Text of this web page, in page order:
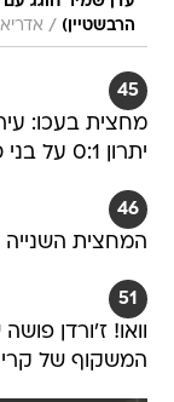
הרבשטיין) /
45
מחצית בעכו:
יתרון 0:1 על בני סכנין
46
המחצית השנייה
51
וואו! ז'ורדן
המשקוף של